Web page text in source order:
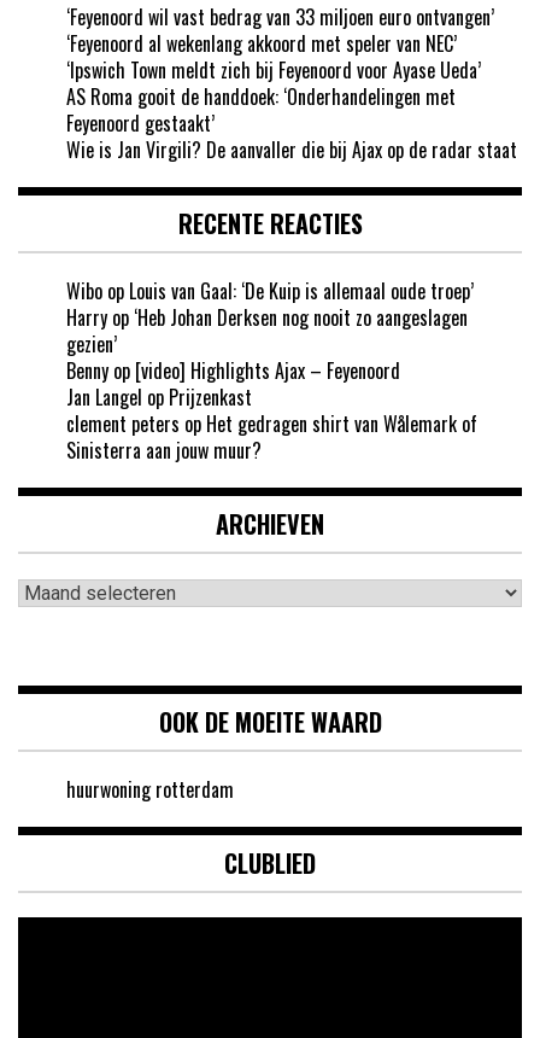
‘Feyenoord wil vast bedrag van 33 miljoen euro ontvangen’
‘Feyenoord al wekenlang akkoord met speler van NEC’
‘Ipswich Town meldt zich bij Feyenoord voor Ayase Ueda’
AS Roma gooit de handdoek: ‘Onderhandelingen met
Feyenoord gestaakt’
Wie is Jan Virgili? De aanvaller die bij Ajax op de radar staat
RECENTE REACTIES
Wibo op Louis van Gaal: ‘De Kuip is allemaal oude troep’
Harry op ‘Heb Johan Derksen nog nooit zo aangeslagen
gezien’
Benny op [video] Highlights Ajax – Feyenoord
Jan Langel op Prijzenkast
clement peters op Het gedragen shirt van Wålemark of
Sinisterra aan jouw muur?
ARCHIEVEN
Archieven
OOK DE MOEITE WAARD
huurwoning rotterdam
CLUBLIED